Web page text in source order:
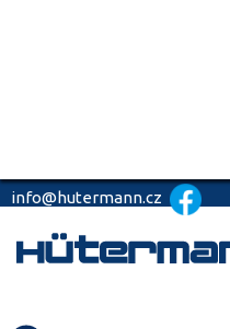
info@hutermann.cz